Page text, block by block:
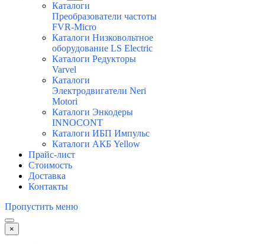
Каталоги
Преобразователи частоты
FVR-Micro
Каталоги Низковольтное
оборудование LS Electric
Каталоги Редукторы
Varvel
Каталоги
Электродвигатели Neri
Motori
Каталоги Энкодеры
INNOCONT
Каталоги ИБП Импульс
Каталоги АКБ Yellow
Прайс-лист
Стоимость
Доставка
Контакты
Пропустить меню
×